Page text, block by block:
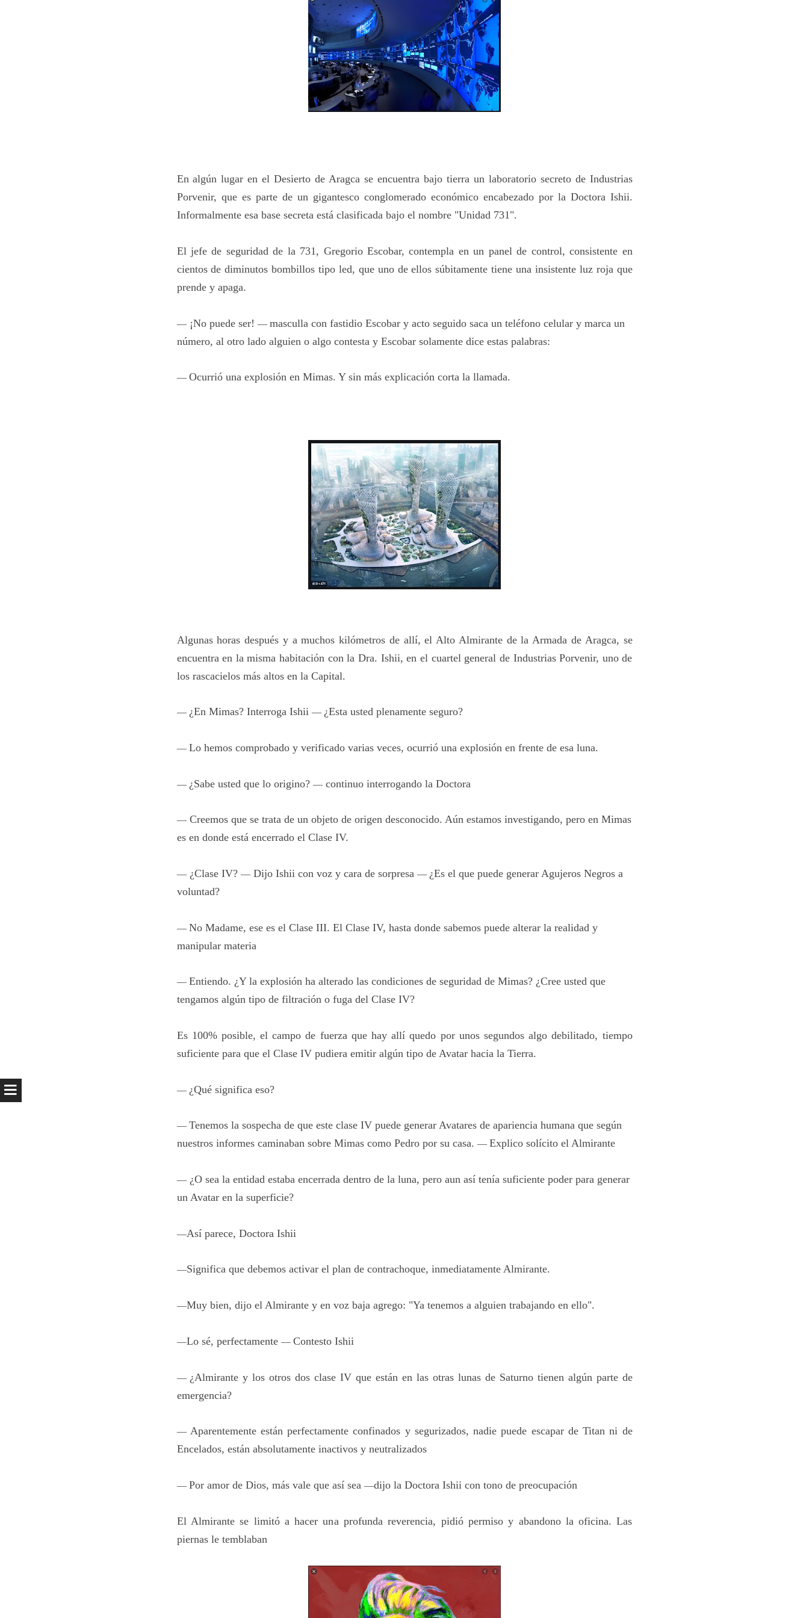
En algún lugar en el Desierto de Aragca se encuentra bajo tierra un laboratorio secreto de Industrias
Porvenir, que es parte de un gigantesco conglomerado económico encabezado por la Doctora Ishii.
Informalmente esa base secreta está clasificada bajo el nombre "Unidad 731".
El jefe de seguridad de la 731, Gregorio Escobar, contempla en un panel de control, consistente en
cientos de diminutos bombillos tipo led, que uno de ellos súbitamente tiene una insistente luz roja que
prende y apaga.
—¡No puede ser! — masculla con fastidio Escobar y acto seguido saca un teléfono celular y marca un
número, al otro lado alguien o algo contesta y Escobar solamente dice estas palabras:
— Ocurrió una explosión en Mimas. Y sin más explicación corta la llamada.
Algunas horas después y a muchos kilómetros de allí, el Alto Almirante de la Armada de Aragca, se
encuentra en la misma habitación con la Dra. Ishii, en el cuartel general de Industrias Porvenir, uno de
los rascacielos más altos en la Capital.
— ¿En Mimas? Interroga Ishii — ¿Esta usted plenamente seguro?
— Lo hemos comprobado y verificado varias veces, ocurrió una explosión en frente de esa luna.
— ¿Sabe usted que lo origino? —continuo interrogando la Doctora
—Creemos que se trata de un objeto de origen desconocido. Aún estamos investigando, pero en Mimas
es en donde está encerrado el Clase IV.
—¿Clase IV? —Dijo Ishii con voz y cara de sorpresa — ¿Es el que puede generar Agujeros Negros a
voluntad?
— No Madame, ese es el Clase III. El Clase IV, hasta donde sabemos puede alterar la realidad y
manipular materia
— Entiendo. ¿Y la explosión ha alterado las condiciones de seguridad de Mimas? ¿Cree usted que
tengamos algún tipo de filtración o fuga del Clase IV?
Es 100% posible, el campo de fuerza que hay allí quedo por unos segundos algo debilitado, tiempo
suficiente para que el Clase IV pudiera emitir algún tipo de Avatar hacia la Tierra.
— ¿Qué significa eso?
— Tenemos la sospecha de que este clase IV puede generar Avatares de apariencia humana que según
nuestros informes caminaban sobre Mimas como Pedro por su casa. — Explico solícito el Almirante
—¿O sea la entidad estaba encerrada dentro de la luna, pero aun así tenía suficiente poder para generar
un Avatar en la superficie?
—Así parece, Doctora Ishii
—Significa que debemos activar el plan de contrachoque, inmediatamente Almirante.
—Muy bien, dijo el Almirante y en voz baja agrego: "Ya tenemos a alguien trabajando en ello".
—Lo sé, perfectamente — Contesto Ishii
— ¿Almirante y los otros dos clase IV que están en las otras lunas de Saturno tienen algún parte de
emergencia?
— Aparentemente están perfectamente confinados y segurizados, nadie puede escapar de Titan ni de
Encelados, están absolutamente inactivos y neutralizados
— Por amor de Dios, más vale que así sea —dijo la Doctora Ishii con tono de preocupación
El Almirante se limitó a hacer una profunda reverencia, pidió permiso y abandono la oficina. Las
piernas le temblaban